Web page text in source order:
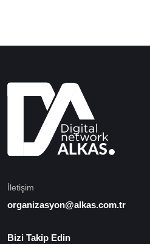
İletişim
organizasyon@alkas.com.tr
Bizi Takip Edin